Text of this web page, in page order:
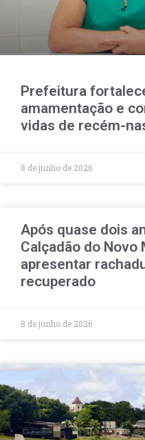
Prefeitura
amamentação e
vidas de recém-
8 de junho de 2026
Após quase dois
Calçadão do Novo
apresentar
recuperado
8 de junho de 2026